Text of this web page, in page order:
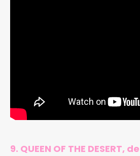
9. QUEEN OF THE DESERT,